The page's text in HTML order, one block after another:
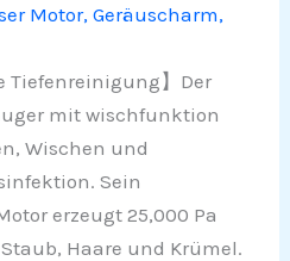
Motor, Geräuscharm,
Tiefenreinigung】Der
mit wischfunktion
Wischen und
Sein
erzeugt 25,000 Pa
Haare und Krümel.